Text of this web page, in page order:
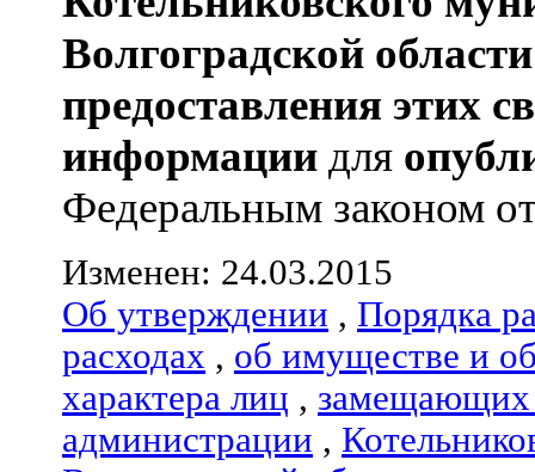
Волгоградской области
предоставления этих
информации для
Федеральным законом
Изменен: 24.03.2015
Об утверждении , Порядка
расходах , об имуществе и
характера лиц , замещающих
администрации ,